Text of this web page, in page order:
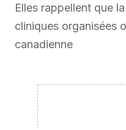
Elles rappellent que
cliniques organisées
canadienne